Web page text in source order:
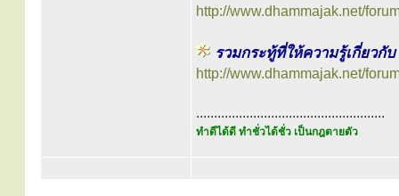
http://www.dhammajak.net/
รวมกระทู้ที่ให้ความรู้เกี่ยวกั
http://www.dhammajak.net/
.....................................................
ทำดีได้ดี ทำชั่วได้ชั่ว เป็นกฎตายตัว